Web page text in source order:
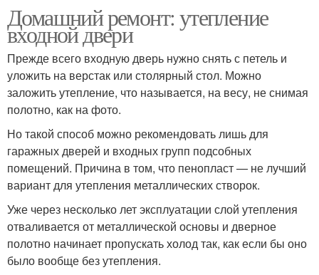
Домашний ремонт: утепление
входной двери
Прежде всего входную дверь нужно снять с петель и
уложить на верстак или столярный стол. Можно
заложить утепление, что называется, на весу, не снимая
полотно, как на фото.
Но такой способ можно рекомендовать лишь для
гаражных дверей и входных групп подсобных
помещений. Причина в том, что пенопласт — не лучший
вариант для утепления металлических створок.
Уже через несколько лет эксплуатации слой утепления
отваливается от металлической основы и дверное
полотно начинает пропускать холод так, как если бы оно
было вообще без утепления.